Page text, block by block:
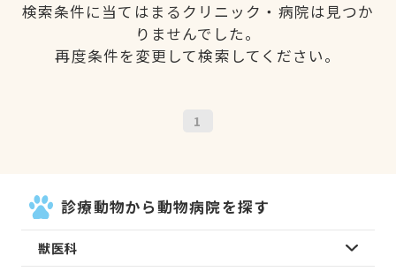
検索条件に当てはまるクリニック・病院は見つか
りませんでした。
再度条件を変更して検索してください。
1
診療動物から動物病院を探す
獣医科